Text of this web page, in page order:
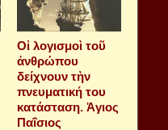
Οἱ λογισμοὶ τοῦ
ἀνθρώπου
δείχνουν τὴν
πνευματική του
κατάσταση. Ἁγιος
Παΐσιος